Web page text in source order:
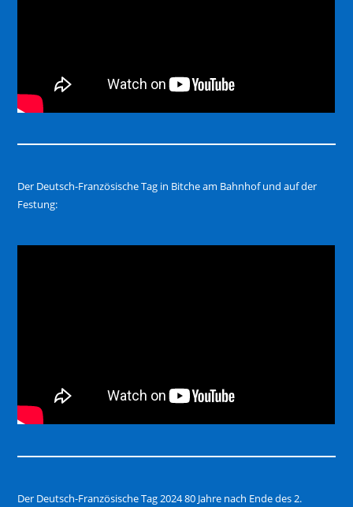
Der Deutsch-Französische Tag in Bitche am Bahnhof und auf der
Festung:
Der Deutsch-Französische Tag 2024 80 Jahre nach Ende des 2.